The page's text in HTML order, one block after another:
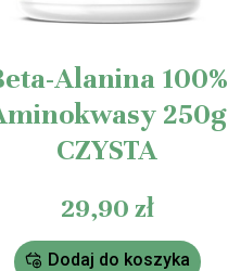
Alanina 100%
250g
CZYSTA
29,90 zł
Dodaj do koszyka